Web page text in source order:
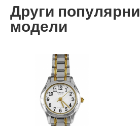
Други популярни
модели